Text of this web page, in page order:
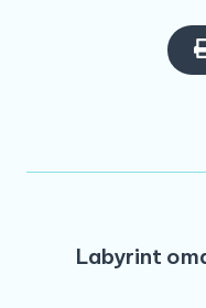
Labyrint